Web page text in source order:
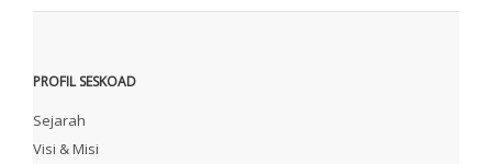
PROFIL SESKOAD
Sejarah
Visi & Misi